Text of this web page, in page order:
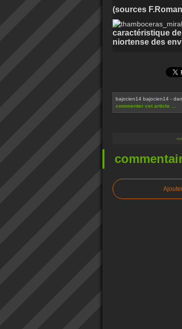
(sources
caractéristique
niortense des
bajocien14 bajocien14 -
commenter cet article